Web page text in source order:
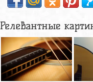
Релевантные